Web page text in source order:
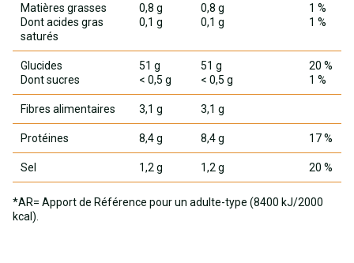
Matières grasses 0,8 g 0,8 g
1 %
Dont acides gras
saturés
0,1 g 0,1 g 1 %
Glucides 51 g 51 g
20 %
Dont sucres
< 0,5 g < 0,5 g 1 %
Fibres alimentaires 3,1 g 3,1 g
Protéines 8,4 g 8,4 g 17 %
Sel 1,2 g 1,2 g 20 %
*AR= Apport de Référence pour un adulte-type (8400 kJ/2000
kcal).